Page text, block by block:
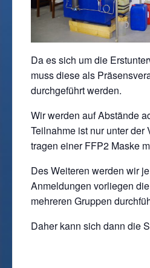
Da es sich um die
muss diese als
durchgeführt werden.
Wir werden auf Abstände
Teilnahme ist nur unter der
tragen einer FFP2 Maske
Des Weiteren werden wir
Anmeldungen vorliegen
mehreren Gruppen
Daher kann sich dann die